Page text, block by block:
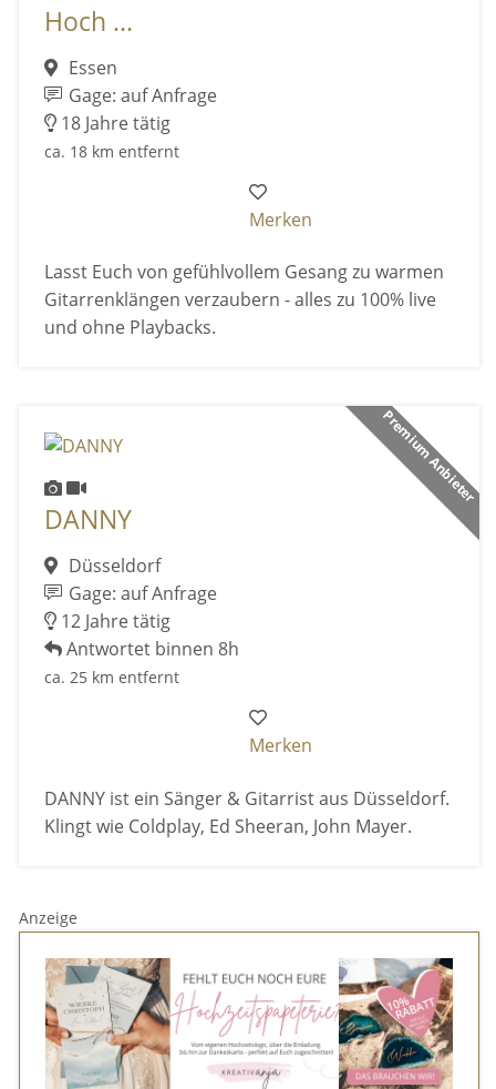
Hoch ...
Essen
Gage: auf Anfrage
18 Jahre tätig
ca. 18 km entfernt
Merken
Lasst Euch von gefühlvollem Gesang zu warmen
Gitarrenklängen verzaubern - alles zu 100% live
und ohne Playbacks.
Premium Anbieter
DANNY
Düsseldorf
Gage: auf Anfrage
12 Jahre tätig
Antwortet binnen 8h
ca. 25 km entfernt
Merken
DANNY ist ein Sänger & Gitarrist aus Düsseldorf.
Klingt wie Coldplay, Ed Sheeran, John Mayer.
Anzeige